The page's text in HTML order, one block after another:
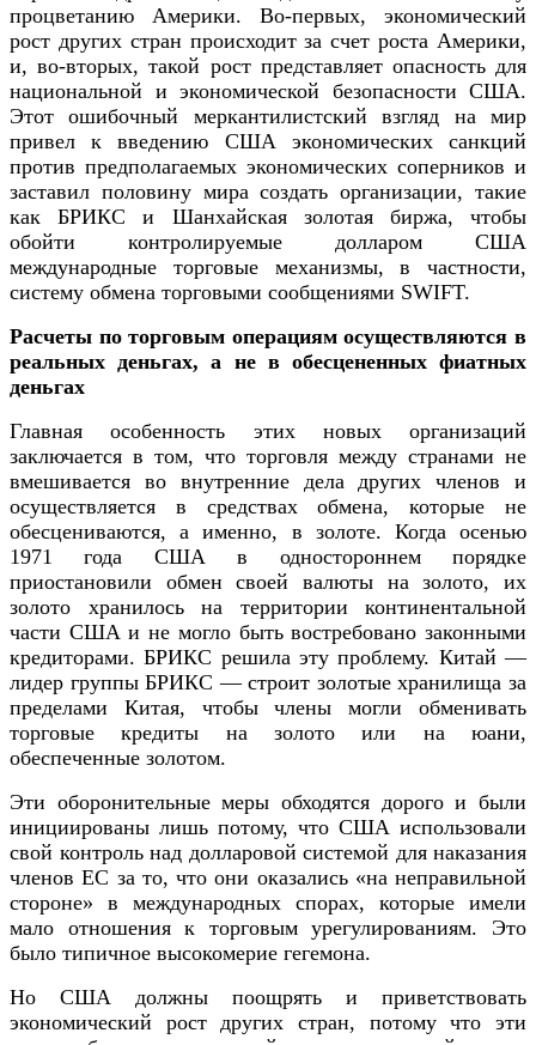
процветанию Америки. Во-первых, экономический
рост других стран происходит за счет роста Америки,
и, во-вторых, такой рост представляет опасность для
национальной и экономической безопасности США.
Этот ошибочный меркантилистский взгляд на мир
привел к введению США экономических санкций
против предполагаемых экономических соперников и
заставил половину мира создать организации, такие
как БРИКС и Шанхайская золотая биржа, чтобы
обойти контролируемые долларом США
международные торговые механизмы, в частности,
систему обмена торговыми сообщениями SWIFT.
Расчеты по торговым операциям осуществляются в
реальных деньгах, а не в обесцененных фиатных
деньгах
Главная особенность этих новых организаций
заключается в том, что торговля между странами не
вмешивается во внутренние дела других членов и
осуществляется в средствах обмена, которые не
обесцениваются, а именно, в золоте. Когда осенью
1971 года США в одностороннем порядке
приостановили обмен своей валюты на золото, их
золото хранилось на территории континентальной
части США и не могло быть востребовано законными
кредиторами. БРИКС решила эту проблему. Китай —
лидер группы БРИКС — строит золотые хранилища за
пределами Китая, чтобы члены могли обменивать
торговые кредиты на золото или на юани,
обеспеченные золотом.
Эти оборонительные меры обходятся дорого и были
инициированы лишь потому, что США использовали
свой контроль над долларовой системой для наказания
членов ЕС за то, что они оказались «на неправильной
стороне» в международных спорах, которые имели
мало отношения к торговым урегулированиям. Это
было типичное высокомерие гегемона.
Но США должны поощрять и приветствовать
экономический рост других стран, потому что эти